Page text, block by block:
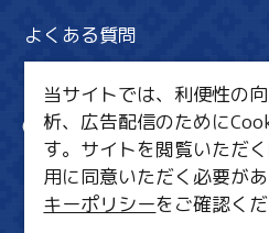
よくある質問
サイト内検索
行きたいリスト
当サイトでは、利便性の
析、広告配信のために
す。サイトを閲覧いただ
用に同意いただく必要が
キーポリシーをご確認くだ